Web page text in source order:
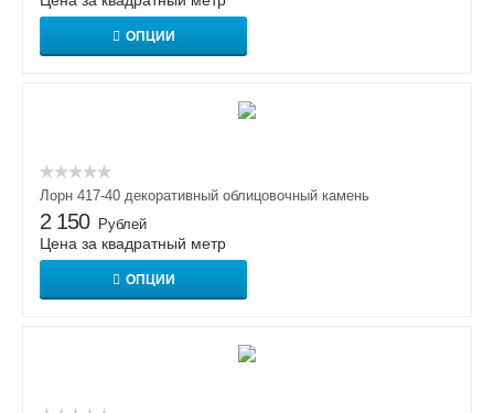
ОПЦИИ
Лорн 417-40 декоративный облицовочный камень
2 150 Рублей
Цена за квадратный метр
ОПЦИИ